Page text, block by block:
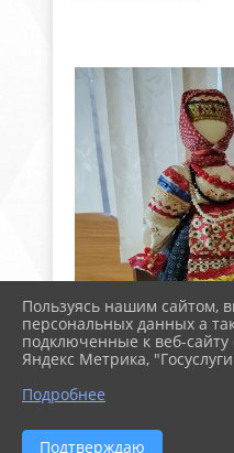
Пользуясь нашим сайтом,
персональных данных а
подключенные к веб-сайту
Яндекс Метрика,
Подробнее
Подтверждаю